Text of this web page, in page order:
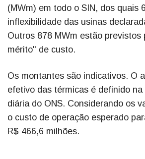
(MWm) em todo o SIN, dos quais
inflexibilidade das usinas
Outros 878 MWm estão previstos
mérito" de custo.
Os montantes são indicativos. O
efetivo das térmicas é definido na
diária do ONS. Considerando os
o custo de operação esperado
R$ 466,6 milhões.